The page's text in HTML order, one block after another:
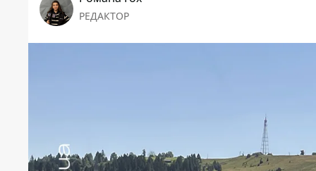
РЕДАКТОР